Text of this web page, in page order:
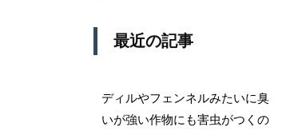
最近の記事
ディルやフェンネルみたいに臭
いが強い作物にも害虫がつくの